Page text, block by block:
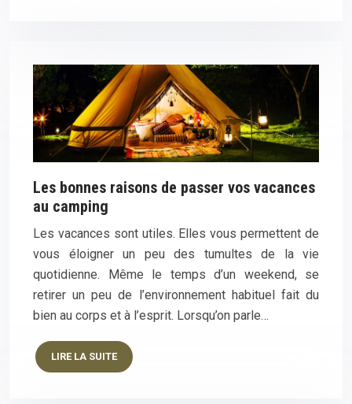
Les bonnes raisons de passer vos vacances
au camping
Les vacances sont utiles. Elles vous permettent de
vous éloigner un peu des tumultes de la vie
quotidienne. Même le temps d’un weekend, se
retirer un peu de l’environnement habituel fait du
bien au corps et à l’esprit. Lorsqu’on parle…
LIRE LA SUITE